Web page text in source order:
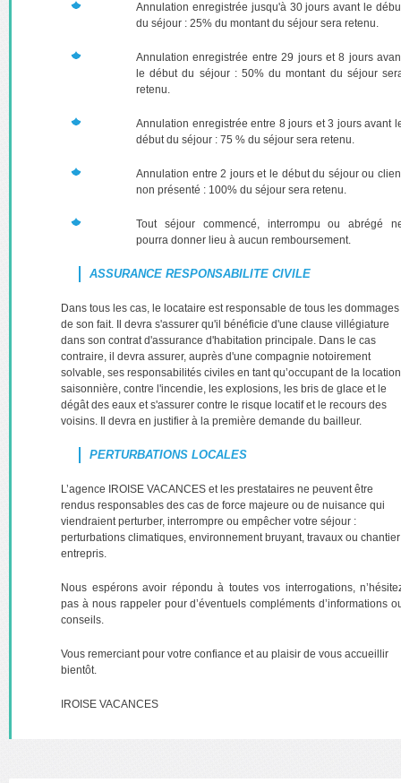
Annulation enregistrée jusqu'à 30 jours avant le
du séjour : 25% du montant du séjour sera retenu.
Annulation enregistrée entre 29 jours et 8 jours
le début du séjour : 50% du montant du séjour
retenu.
Annulation enregistrée entre 8 jours et 3 jours avant
début du séjour : 75 % du séjour sera retenu.
Annulation entre 2 jours et le début du séjour ou
non présenté : 100% du séjour sera retenu.
Tout séjour commencé, interrompu ou abrégé
pourra donner lieu à aucun remboursement.
ASSURANCE RESPONSABILITE CIVILE
Dans tous les cas, le locataire est responsable de tous les dommages
de son fait. Il devra s'assurer qu'il bénéficie d'une clause villégiature
dans son contrat d'assurance d'habitation principale. Dans le cas
contraire, il devra assurer, auprès d'une compagnie notoirement
solvable, ses responsabilités civiles en tant qu’occupant de la location
saisonnière, contre l'incendie, les explosions, les bris de glace et le
dégât des eaux et s'assurer contre le risque locatif et le recours des
voisins. Il devra en justifier à la première demande du bailleur.
PERTURBATIONS LOCALES
L’agence IROISE VACANCES et les prestataires ne peuvent être
rendus responsables des cas de force majeure ou de nuisance qui
viendraient perturber, interrompre ou empêcher votre séjour :
perturbations climatiques, environnement bruyant, travaux ou chantier
entrepris.
Nous espérons avoir répondu à toutes vos interrogations,
pas à nous rappeler pour d’éventuels compléments d’informations
conseils.
Vous remerciant pour votre confiance et au plaisir de vous accueillir
bientôt.
IROISE VACANCES